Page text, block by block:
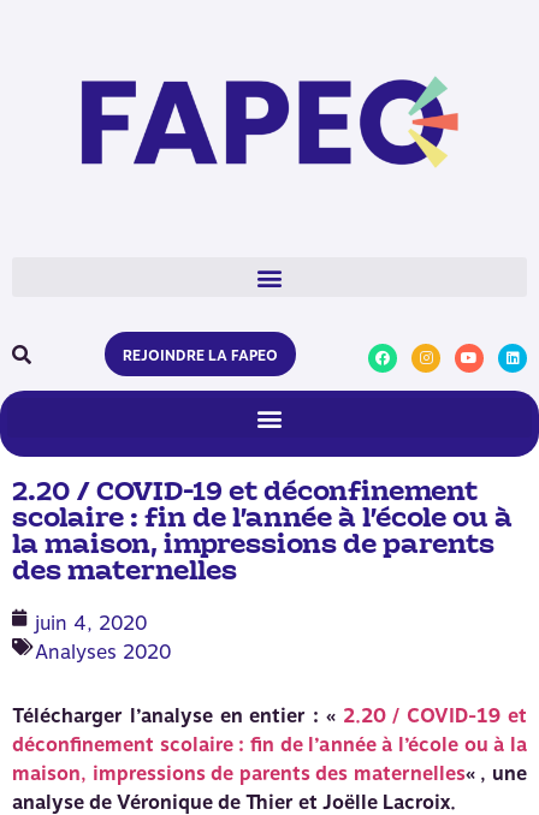
REJOINDRE LA FAPEO
2.20 / COVID-19 et déconfinement
scolaire : fin de l’année à l’école ou à
la maison, impressions de parents
des maternelles
juin 4, 2020
Analyses 2020
Télécharger l’analyse en entier : « 2.20 / COVID-19 et
déconfinement scolaire : fin de l’année à l’école ou à la
maison, impressions de parents des maternelles« , une
analyse de Véronique de Thier et Joëlle Lacroix.